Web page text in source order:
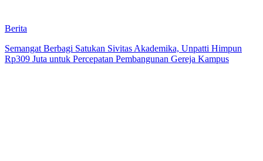
Berita
Semangat Berbagi Satukan Sivitas Akademika, Unpatti Himpun
Rp309 Juta untuk Percepatan Pembangunan Gereja Kampus